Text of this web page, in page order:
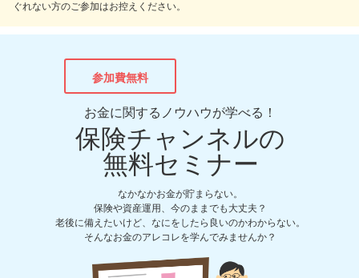
ぐれない方のご参加はお控えください。
参加費無料
お金に関するノウハウが学べる！
保険チャンネルの
無料セミナー
なかなかお金が貯まらない。
保険や資産運用、今のままでも大丈夫？
老後に備えたいけど、なにをしたら良いのかわからない。
そんなお金のアレコレを学んでみませんか？